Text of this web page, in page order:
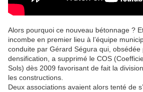
Alors pourquoi ce nouveau bétonnage ?
incombe en premier lieu à l’équipe
conduite par Gérard Ségura qui,
densification, a supprimé le COS
Sols) dès 2009 favorisant de fait la
les constructions.
Deux associations avaient alors tenté de